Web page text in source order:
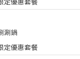
涮鍋
定優惠套餐